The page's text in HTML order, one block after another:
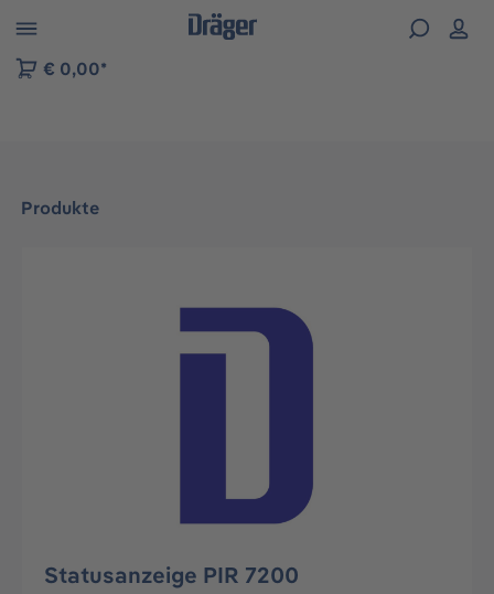
der B2B-Plattform springen
€ 0,00*
Produkte
Bildergalerie überspringen
Statusanzeige PIR 7200